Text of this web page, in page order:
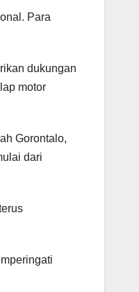
Para
dukungan
motor
Gorontalo,
dari